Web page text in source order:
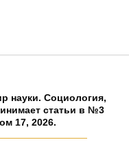
науки. Социология,
статьи в №3
17, 2026.